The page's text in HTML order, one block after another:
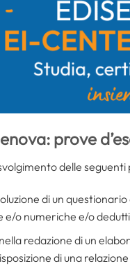
prove
delle seguenti
di un
o numeriche e/o
redazione di un
di una